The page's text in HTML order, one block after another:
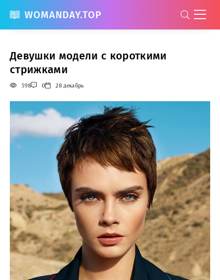
WOMANDAY.TOP
Девушки модели с короткими
стрижками
598 0 28 декабрь